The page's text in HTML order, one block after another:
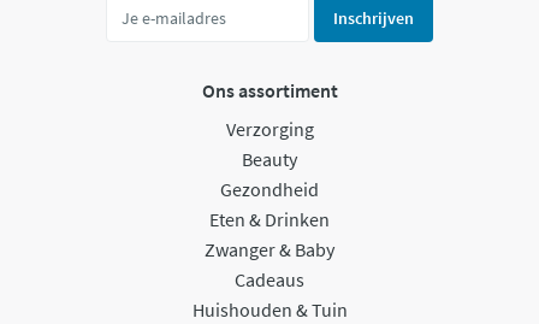
Inschrijven
Ons assortiment
Verzorging
Beauty
Gezondheid
Eten & Drinken
Zwanger & Baby
Cadeaus
Huishouden & Tuin